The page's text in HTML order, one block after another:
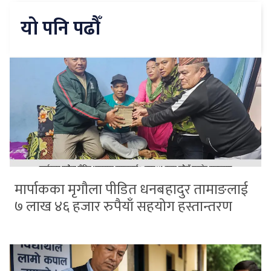
यो पनि पढौँ
मार्पाकका मृगौला पीडित धनबहादुर तामाङलाई
७ लाख ४६ हजार रुपैयाँ सहयोग हस्तान्तरण